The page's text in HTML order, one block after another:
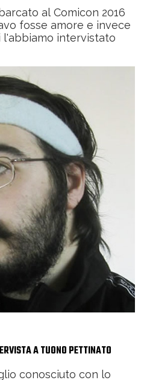
al Comicon 2016
fosse amore e invece
l'abbiamo intervistato
A TUONO PETTINATO
conosciuto con lo